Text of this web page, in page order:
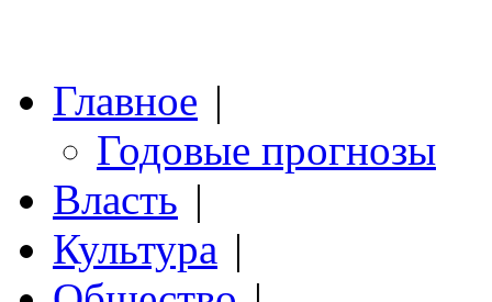
Главное |
Годовые прогнозы
Власть |
Культура |